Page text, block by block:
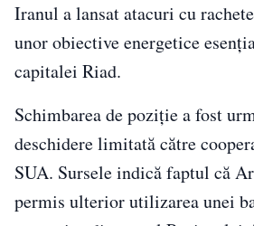
Iranul a lansat atacuri cu
unor obiective energetice
capitalei Riad.
Schimbarea de poziție a fost
deschidere limitată către
SUA. Sursele indică faptul că
permis ulterior utilizarea unei